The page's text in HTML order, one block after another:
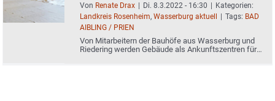
Von Renate Drax | Di. 8.3.2022 - 16:30 | Kategorien:
Landkreis Rosenheim, Wasserburg aktuell | Tags: BAD
AIBLING / PRIEN
Von Mitarbeitern der Bauhöfe aus Wasserburg und
Riedering werden Gebäude als Ankunftszentren für